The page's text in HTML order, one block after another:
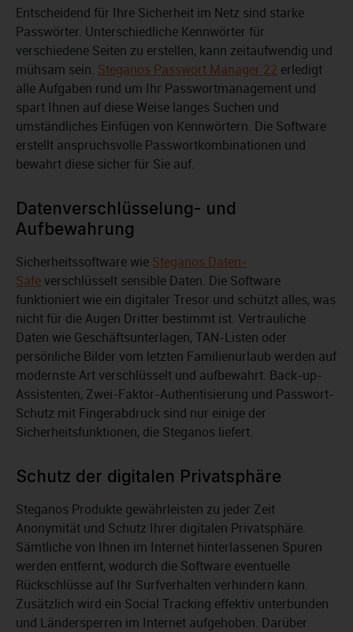
Entscheidend für Ihre Sicherheit im Netz sind starke
Passwörter. Unterschiedliche Kennwörter für
verschiedene Seiten zu erstellen, kann zeitaufwendig und
mühsam sein. Steganos Passwort Manager 22 erledigt
alle Aufgaben rund um Ihr Passwortmanagement und
spart Ihnen auf diese Weise langes Suchen und
umständliches Einfügen von Kennwörtern. Die Software
erstellt anspruchsvolle Passwortkombinationen und
bewahrt diese sicher für Sie auf.
Datenverschlüsselung- und
Aufbewahrung
Sicherheitssoftware wie Steganos Daten-
Safe verschlüsselt sensible Daten. Die Software
funktioniert wie ein digitaler Tresor und schützt alles, was
nicht für die Augen Dritter bestimmt ist. Vertrauliche
Daten wie Geschäftsunterlagen, TAN-Listen oder
persönliche Bilder vom letzten Familienurlaub werden auf
modernste Art verschlüsselt und aufbewahrt. Back-up-
Assistenten, Zwei-Faktor-Authentisierung und Passwort-
Schutz mit Fingerabdruck sind nur einige der
Sicherheitsfunktionen, die Steganos liefert.
Schutz der digitalen Privatsphäre
Steganos Produkte gewährleisten zu jeder Zeit
Anonymität und Schutz Ihrer digitalen Privatsphäre.
Sämtliche von Ihnen im Internet hinterlassenen Spuren
werden entfernt, wodurch die Software eventuelle
Rückschlüsse auf Ihr Surfverhalten verhindern kann.
Zusätzlich wird ein Social Tracking effektiv unterbunden
und Ländersperren im Internet aufgehoben. Darüber